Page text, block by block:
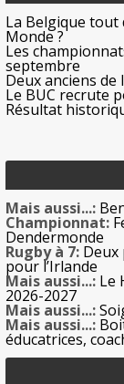
La Belgique tout
Monde ?
Les
septembre
Deux anciens de
Le BUC recrute
Résultat
Mais aussi...:
Championnat:
Dendermonde
Rugby à 7: Deux
pour l’Irlande
Mais aussi...: Le
2026-2027
Mais aussi...:
Mais aussi...:
éducatrices,